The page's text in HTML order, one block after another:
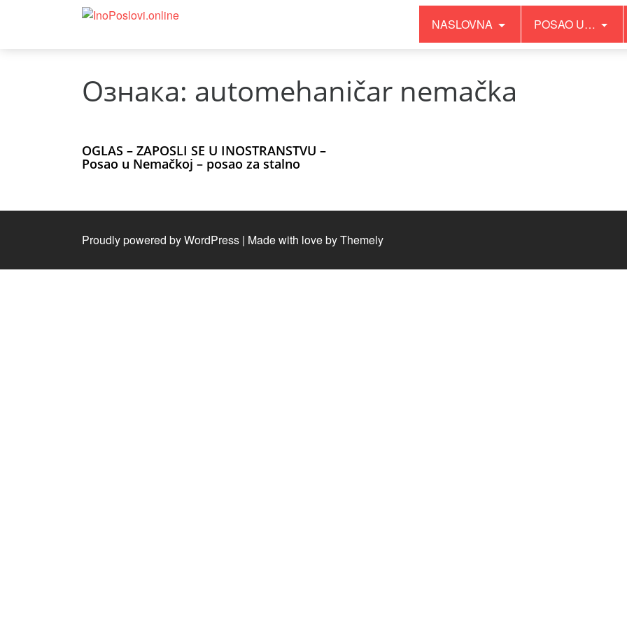
NASLOVNA POSAO U…
Ознака: automehaničar nemačka
OGLAS – ZAPOSLI SE U INOSTRANSTVU –
Posao u Nemačkoj – posao za stalno
Proudly powered by WordPress | Made with love byThemely